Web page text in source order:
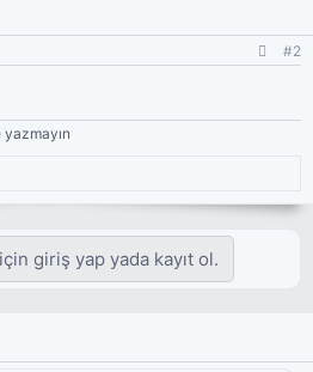
#2
giriş yap yada kayıt ol.